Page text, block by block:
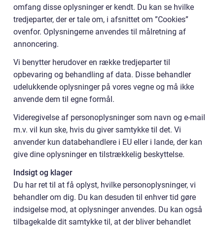
omfang disse oplysninger er kendt. Du kan se hvilke
tredjeparter, der er tale om, i afsnittet om ”Cookies”
ovenfor. Oplysningerne anvendes til målretning af
annoncering.
Vi benytter herudover en række tredjeparter til
opbevaring og behandling af data. Disse behandler
udelukkende oplysninger på vores vegne og må ikke
anvende dem til egne formål.
Videregivelse af personoplysninger som navn og e-mail
m.v. vil kun ske, hvis du giver samtykke til det. Vi
anvender kun databehandlere i EU eller i lande, der kan
give dine oplysninger en tilstrækkelig beskyttelse.
Indsigt og klager
Du har ret til at få oplyst, hvilke personoplysninger, vi
behandler om dig. Du kan desuden til enhver tid gøre
indsigelse mod, at oplysninger anvendes. Du kan også
tilbagekalde dit samtykke til, at der bliver behandlet